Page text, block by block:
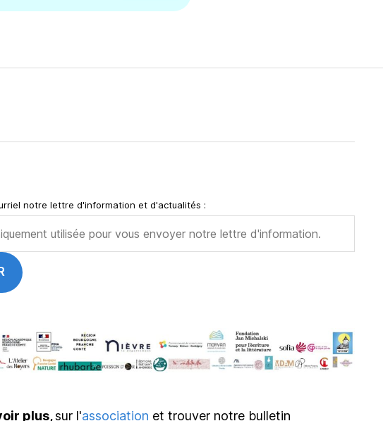
notre lettre d'information et d'actualités :
plus,sur l'association et trouver notre bulletin